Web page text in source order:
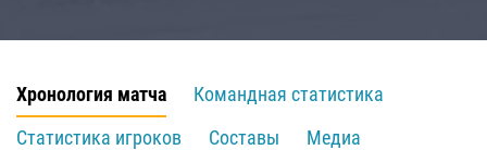
Хронология матча
Командная статистика
Статистика игроков
Составы
Медиа